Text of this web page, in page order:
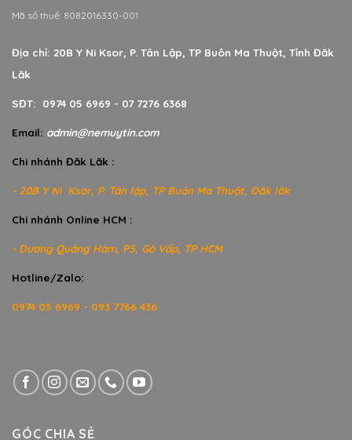
Mã số thuế: 8082016330-001
Địa chỉ: 20B Y Ni Ksor, P. Tân Lập, TP Buôn Ma Thuột, Tỉnh Đăk
Lăk
SĐT: 0974 05 6969 - 07 7276 6368
Email: admin@nemuytin.com
Chi nhánh Đăk Lăk :
- 20B Y Ni Ksor, P. Tân lập, TP Buôn Ma Thuột, Đăk lăk
Chi nhánh Online HCM :
- Dương Quảng Hàm, P5, Gò Vấp, TP HCM
Hotline/Zalo:
0974 05 6969 - 093 7766 436
GÓC CHIA SẺ